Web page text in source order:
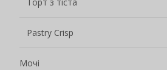
Pastry Crisp
Мочі